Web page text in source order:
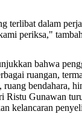
terlibat dalam
periksa,"
bahwa
ruangan,
bendahara,
Ristu Gunawan
kelancaran